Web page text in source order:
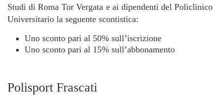
Studi di Roma Tor Vergata e ai dipendenti del Policlinico
Universitario la seguente scontistica:
Uno sconto pari al 50% sull’iscrizione
Uno sconto pari al 15% sull’abbonamento
Polisport Frascati